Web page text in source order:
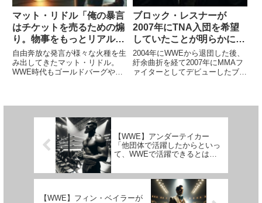
マット・リドル「俺の暴言
はチケットを売るための煽
り。物事をもっとリアルに
見せたいんだ」
自由奔放な発言が様々な火種を生
み出してきたマット・リドル。
WWE時代もゴールドバーグやセ
タイアの計画を用意していたにも
ブロック・レスナーが
2007年にTNA入団を希望
していたことが明らかに。
カート・アングルが支援を
実現せず
2004年にWWEから退団した後、
紆余曲折を経て2007年にMMAフ
ァイターとしてデビューしたブロ
て2008年にUFCで...
【WWE】アンダーテイカー
「他団体で活躍したからといっ
て、WWEで活躍できるとは限
【WWE】フィン・ベイラーが